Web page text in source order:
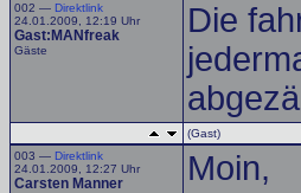
002 — Direktlink
24.01.2009, 12:19 Uhr
Gast:MANfreak
Gäste
Die
(Gast)
003 — Direktlink
24.01.2009, 12:27 Uhr
Carsten Manner Moin,